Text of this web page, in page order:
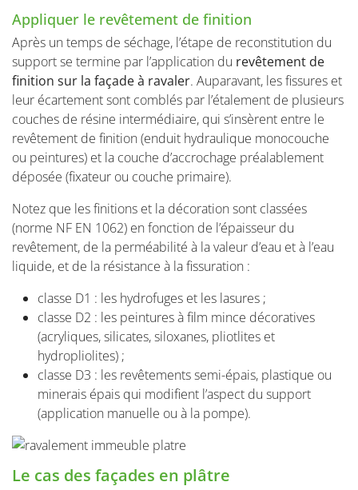
Appliquer le revêtement de finition
Après un temps de séchage, l’étape de reconstitution du
support se termine par l’application du revêtement de
finition sur la façade à ravaler. Auparavant, les fissures et
leur écartement sont comblés par l’étalement de plusieurs
couches de résine intermédiaire, qui s’insèrent entre le
revêtement de finition (enduit hydraulique monocouche
ou peintures) et la couche d’accrochage préalablement
déposée (fixateur ou couche primaire).
Notez que les finitions et la décoration sont classées
(norme NF EN 1062) en fonction de l’épaisseur du
revêtement, de la perméabilité à la valeur d’eau et à l’eau
liquide, et de la résistance à la fissuration :
classe D1 : les hydrofuges et les lasures ;
classe D2 : les peintures à film mince décoratives
(acryliques, silicates, siloxanes, pliotlites et
hydropliolites) ;
classe D3 : les revêtements semi-épais, plastique ou
minerais épais qui modifient l’aspect du support
(application manuelle ou à la pompe).
Le cas des façades en plâtre